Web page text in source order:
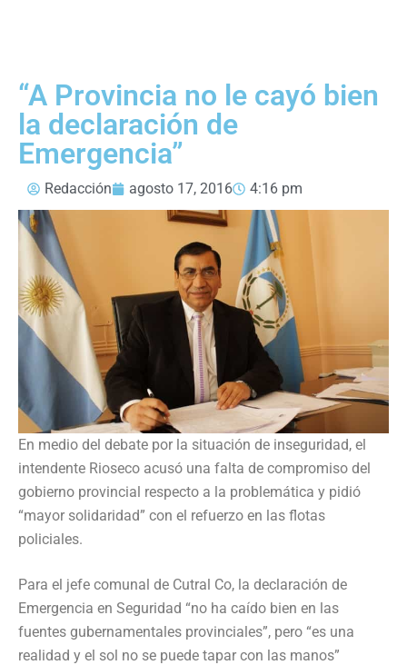
“A Provincia no le cayó bien
la declaración de
Emergencia”
Redacción agosto 17, 2016 4:16 pm
En medio del debate por la situación de inseguridad, el
intendente Rioseco acusó una falta de compromiso del
gobierno provincial respecto a la problemática y pidió
“mayor solidaridad” con el refuerzo en las flotas
policiales.
Para el jefe comunal de Cutral Co, la declaración de
Emergencia en Seguridad “no ha caído bien en las
fuentes gubernamentales provinciales”, pero “es una
realidad y el sol no se puede tapar con las manos”